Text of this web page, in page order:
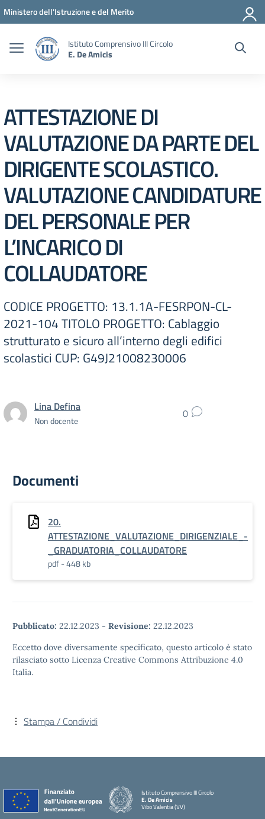
Vai ai contenuti
Vai al menu di navigazione
Vai al footer
Ministero dell'Istruzione e del Merito
Istituto Comprensivo III Circolo
E. De Amicis
ATTESTAZIONE DI
VALUTAZIONE DA PARTE DEL
DIRIGENTE SCOLASTICO.
VALUTAZIONE CANDIDATURE
DEL PERSONALE PER
L’INCARICO DI
COLLAUDATORE
CODICE PROGETTO: 13.1.1A-FESRPON-CL-
2021-104 TITOLO PROGETTO: Cablaggio
strutturato e sicuro all’interno degli edifici
scolastici CUP: G49J21008230006
Lina Defina
Non docente 0
Documenti
20.
ATTESTAZIONE_VALUTAZIONE_DIRIGENZIALE_-
_GRADUATORIA_COLLAUDATORE
pdf - 448 kb
Pubblicato: 22.12.2023 - Revisione: 22.12.2023
Eccetto dove diversamente specificato, questo articolo è stato
rilasciato sotto Licenza Creative Commons Attribuzione 4.0
Italia.
Stampa / Condividi
Istituto Comprensivo III Circolo
E. De Amicis
Vibo Valentia (VV)